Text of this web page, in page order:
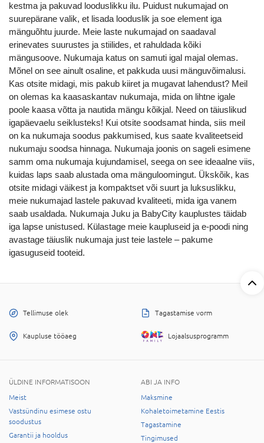
kestma ja pakuvad looduslikku ilu. Puidust nukumajad on
suurepärane valik, et lisada looduslik ja soe element iga
mänguõhtu juurde. Meie laste nukumajad on saadaval
erinevates suurustes ja stiilides, et rahuldada kõiki
mängusoove. Nukumaja katus on samuti igal majal olemas.
Mõnel on see ainult osaline, et pakkuda uusi mänguvõimalusi.
Kas otsite midagi, mis pakub kiiret ja mugavat lahendust? Meil
on olemas ka kaasaskantav nukumaja, mida on lihtne igale
poole kaasa võtta ja nautida mängu kõikjal. Need on täiuslikud
igapäevaelu seiklusteks! Kui otsite soodsamat hinda, siis meil
on ka nukumaja soodus pakkumised, kus saate kvaliteetseid
nukumaju soodsa hinnaga. Nukumaja joonis on sageli esimene
samm oma nukumaja kujundamisel, seega on see ideaalne viis,
kuidas laps saab alustada oma mänguloomingut. Ükskõik, kas
otsite midagi väikest ja kompaktset või suurt ja luksuslikku,
meie nukumajad lastele pakuvad kvaliteeti, mida iga vanem
saab usaldada. Nukumaja Juku ja BabyCity kauplustes täidab
iga lapse unistused. Külastage meie kaupluseid ja e-poodi ning
avastage täiuslik nukumaja just teie lastele – pakume
igasuguseid tooteid.
Tellimuse olek Tagastamise vorm
Kaupluse tööaeg Lojaalsusprogramm
ÜLDINE INFORMATISOON
Meist
Vastsündinu esimese ostu
soodustus
Garantii ja hooldus
ABI JA INFO
Maksmine
Kohaletoimetamine Eestis
Tagastamine
Tingimused